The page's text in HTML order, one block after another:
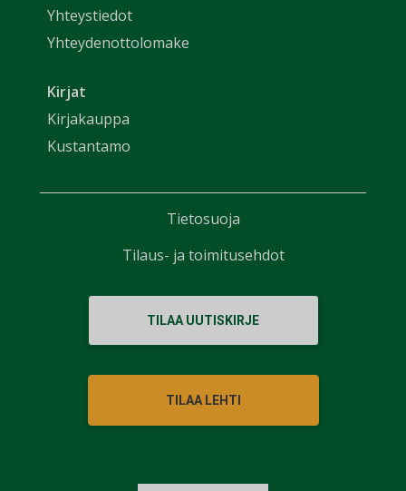
Yhteystiedot
Yhteydenottolomake
Kirjat
Kirjakauppa
Kustantamo
TILAA UUTISKIRJE
TILAA LEHTI
Tietosuoja
Tilaus- ja toimitusehdot